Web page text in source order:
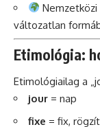
változatlan
Etimológia:
Etimológiailag a
jour = nap
fixe = fix,